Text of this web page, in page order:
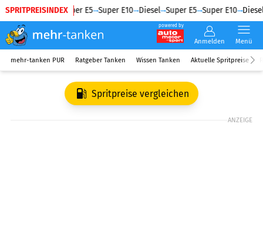
SPRITPREISINDEX
Diesel Super E5 Super E10 Diesel Super E5 Super E10 Diesel
powered by
Anmelden Menü
mehr-tanken PUR Ratgeber Tanken Wissen Tanken Aktuelle Spritpreise
Spritpreise vergleichen
ANZEIGE